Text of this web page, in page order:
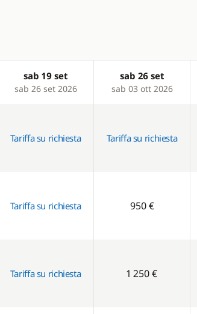
sab 19 set
sab 26 set 2026
sab 26 set
sab 03 ott 2026
Tariffa su richiesta Tariffa su richiesta
Tariffa su richiesta 950 €
Tariffa su richiesta 1 250 €